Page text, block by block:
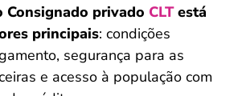
Consignado privado CLTestá
principais: condições
segurança para as
e acesso à população com